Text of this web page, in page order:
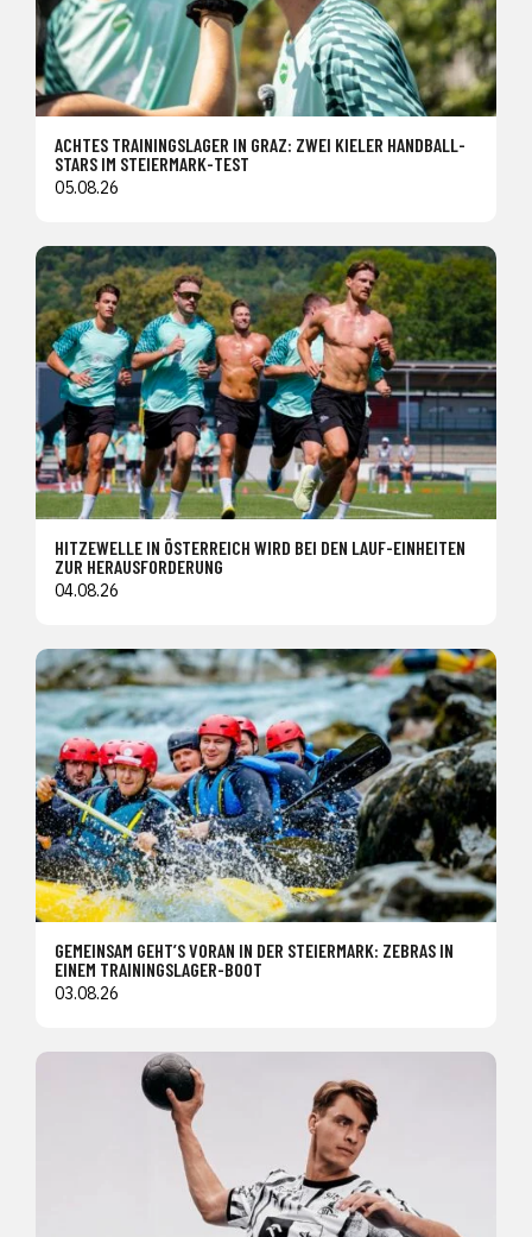
ACHTES TRAININGSLAGER IN GRAZ: ZWEI KIELER HANDBALL-
STARS IM STEIERMARK-TEST
05.08.26
HITZEWELLE IN ÖSTERREICH WIRD BEI DEN LAUF-EINHEITEN
ZUR HERAUSFORDERUNG
04.08.26
GEMEINSAM GEHT’S VORAN IN DER STEIERMARK: ZEBRAS IN
EINEM TRAININGSLAGER-BOOT
03.08.26